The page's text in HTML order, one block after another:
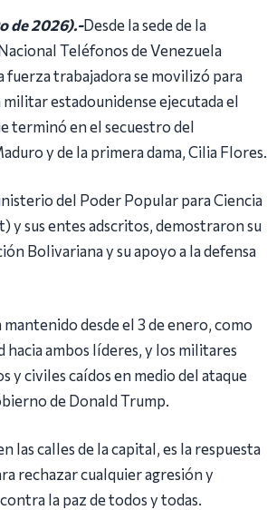
de 2026).-Desde la sede de la
Teléfonos de Venezuela
fuerza trabajadora se movilizó para
estadounidense ejecutada el
terminó en el secuestro del
y de la primera dama, Cilia Flores.
del Poder Popular para Ciencia
y sus entes adscritos, demostraron su
Bolivariana y su apoyo a la defensa
mantenido desde el 3 de enero, como
hacia ambos líderes, y los militares
y civiles caídos en medio del ataque
de Donald Trump.
las calles de la capital, es la respuesta
rechazar cualquier agresión y
la paz de todos y todas.